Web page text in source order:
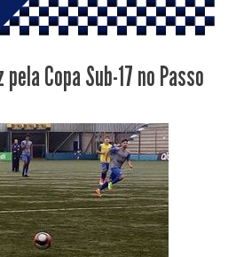
Copa Sub-17 no Passo